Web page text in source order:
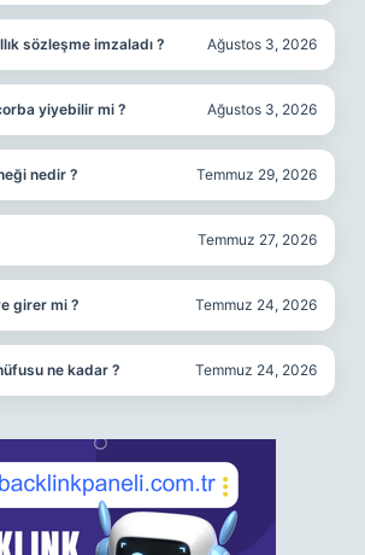
sözleşme imzaladı ? Ağustos 3, 2026
yiyebilir mi ? Ağustos 3, 2026
nedir ? Temmuz 29, 2026
Temmuz 27, 2026
girer mi ? Temmuz 24, 2026
ne kadar ? Temmuz 24, 2026